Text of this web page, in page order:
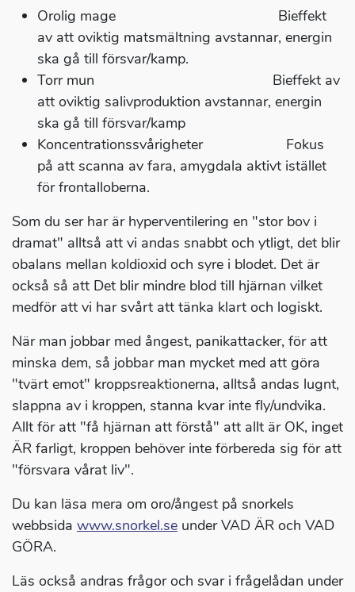
Orolig mage Bieffekt
av att oviktig matsmältning avstannar, energin
ska gå till försvar/kamp.
Torr mun Bieffekt av
att oviktig salivproduktion avstannar, energin
ska gå till försvar/kamp
Koncentrationssvårigheter Fokus
på att scanna av fara, amygdala aktivt istället
för frontalloberna.
Som du ser har är hyperventilering en "stor bov i
dramat" alltså att vi andas snabbt och ytligt, det blir
obalans mellan koldioxid och syre i blodet. Det är
också så att Det blir mindre blod till hjärnan vilket
medför att vi har svårt att tänka klart och logiskt.
När man jobbar med ångest, panikattacker, för att
minska dem, så jobbar man mycket med att göra
"tvärt emot" kroppsreaktionerna, alltså andas lugnt,
slappna av i kroppen, stanna kvar inte fly/undvika.
Allt för att "få hjärnan att förstå" att allt är OK, inget
ÄR farligt, kroppen behöver inte förbereda sig för att
"försvara vårat liv".
Du kan läsa mera om oro/ångest på snorkels
webbsida www.snorkel.se under VAD ÄR och VAD
GÖRA.
Läs också andras frågor och svar i frågelådan under